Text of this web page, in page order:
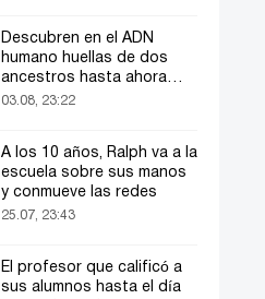
Descubren en el ADN
humano huellas de dos
ancestros hasta ahora
desconocidos
03.08, 23:22
A los 10 años, Ralph va a la
escuela sobre sus manos
y conmueve las redes
25.07, 23:43
El profesor que calificó a
sus alumnos hasta el día